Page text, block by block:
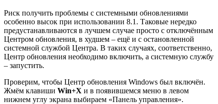
Риск получить проблемы с системными обновлениями
особенно высок при использовании 8.1. Таковые нередко
предустанавливаются в лучшем случае просто с отключённым
Центром обновления, в худшем – ещё и с остановленной
системной службой Центра. В таких случаях, соответственно,
Центр обновления необходимо включить, а системную службу
– запустить.
Проверим, чтобы Центр обновления Windows был включён.
Жмём клавиши Win+X и в появившемся меню в левом
нижнем углу экрана выбираем «Панель управления».